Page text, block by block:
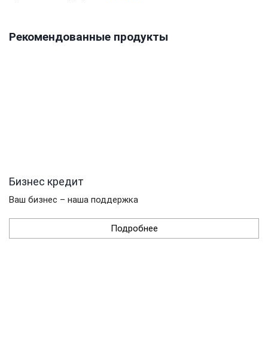
Рекомендованные продукты
Бизнес кредит
Ваш бизнес – наша поддержка
Подробнее